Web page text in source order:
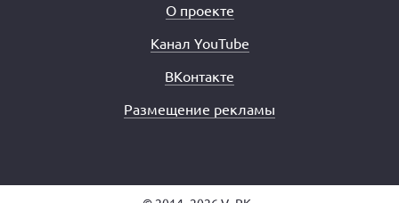
О проекте
Канал YouTube
ВКонтакте
Размещение рекламы